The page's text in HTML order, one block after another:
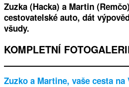
Zuzka (Hacka) a Martin
cestovatelské auto, dát
všudy.
KOMPLETNÍ
Zuzko a Martine, vaše cesta